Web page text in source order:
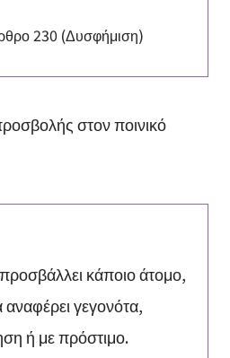
230 (Δυσφήμιση)
στον ποινικό
κάποιο άτομο,
γεγονότα,
ή με πρόστιμο.